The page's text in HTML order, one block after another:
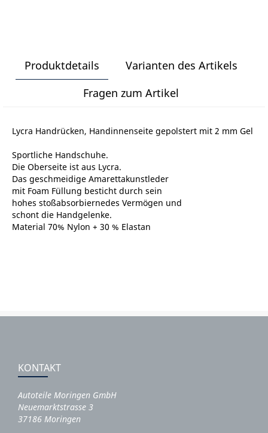
Produktdetails
Varianten des Artikels
Fragen zum Artikel
Lycra Handrücken, Handinnenseite gepolstert mit 2 mm Gel
Sportliche Handschuhe.
Die Oberseite ist aus Lycra.
Das geschmeidige Amarettakunstleder
mit Foam Füllung besticht durch sein
hohes stoßabsorbiernedes Vermögen und
schont die Handgelenke.
Material 70% Nylon + 30 % Elastan
KONTAKT
Autoteile Moringen GmbH
Neuemarktstrasse 3
37186 Moringen